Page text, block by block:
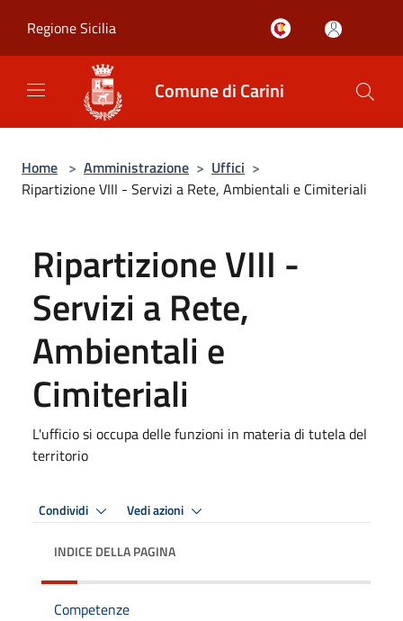
Regione Sicilia
Comune di Carini
Home > Amministrazione > Uffici >
Ripartizione VIII - Servizi a Rete, Ambientali e Cimiteriali
Ripartizione VIII -
Servizi a Rete,
Ambientali e
Cimiteriali
L'ufficio si occupa delle funzioni in materia di tutela del
territorio
Condividi Vedi azioni
INDICE DELLA PAGINA
Competenze